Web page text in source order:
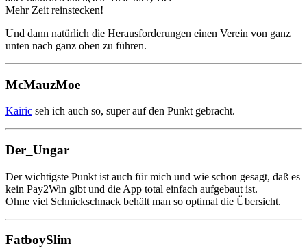
Mehr Zeit reinstecken!
Und dann natürlich die Herausforderungen einen Verein von ganz
unten nach ganz oben zu führen.
McMauzMoe
Kairic seh ich auch so, super auf den Punkt gebracht.
Der_Ungar
Der wichtigste Punkt ist auch für mich und wie schon gesagt, daß es
kein Pay2Win gibt und die App total einfach aufgebaut ist.
Ohne viel Schnickschnack behält man so optimal die Übersicht.
FatboySlim